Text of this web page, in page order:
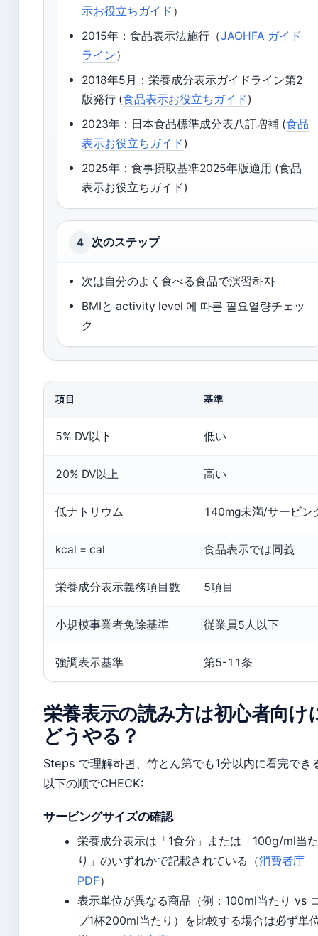
示お役立ちガイド ）
2015年：食品表示法施行（JAOHFA ガイド
ライン）
2018年5月：栄養成分表示ガイドライン第2
版発行 (食品表示お役立ちガイド)
2023年：日本食品標準成分表八訂増補 (食品
表示お役立ちガイド)
2025年：食事摂取基準2025年版適用 (食品
表示お役立ちガイド)
4 次のステップ
次は自分のよく食べる食品で演習하자
BMIと activity level 에 따른 필요열량チェッ
ク
項目 基準
5% DV以下 低い
20% DV以上 高い
低ナトリウム 140mg未満/サービン
kcal = cal 食品表示では同義
栄養成分表示義務項目数 5項目
小規模事業者免除基準 従業員5人以下
強調表示基準 第5-11条
栄養表示の読み方は初心者向け
どうやる？
Steps で理解하면、竹とん第でも1分以内に看完でき
以下の顺でCHECK:
サービングサイズの確認
栄養成分表示は「1食分」または「100g/ml当た
り」のいずれかで記載されている（消費者庁
PDF）
表示単位が異なる商品（例：100ml当たり vs
プ1杯200ml当たり）を比較する場合は必ず単